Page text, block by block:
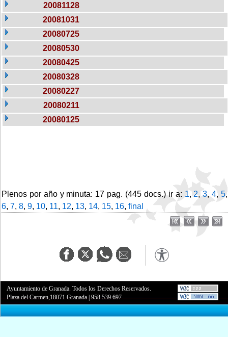
20081128
20081031
20080725
20080530
20080425
20080328
20080227
20080211
20080125
Plenos por año y minuta: 17 pag. (445 docs.) ir a: 1,2,3,4,5,
6, 7, 8, 9, 10, 11, 12, 13, 14, 15, 16, final
Ayuntamiento de Granada. Todos los Derechos Reservados.
Plaza del Carmen,18071 Granada |958 539 697